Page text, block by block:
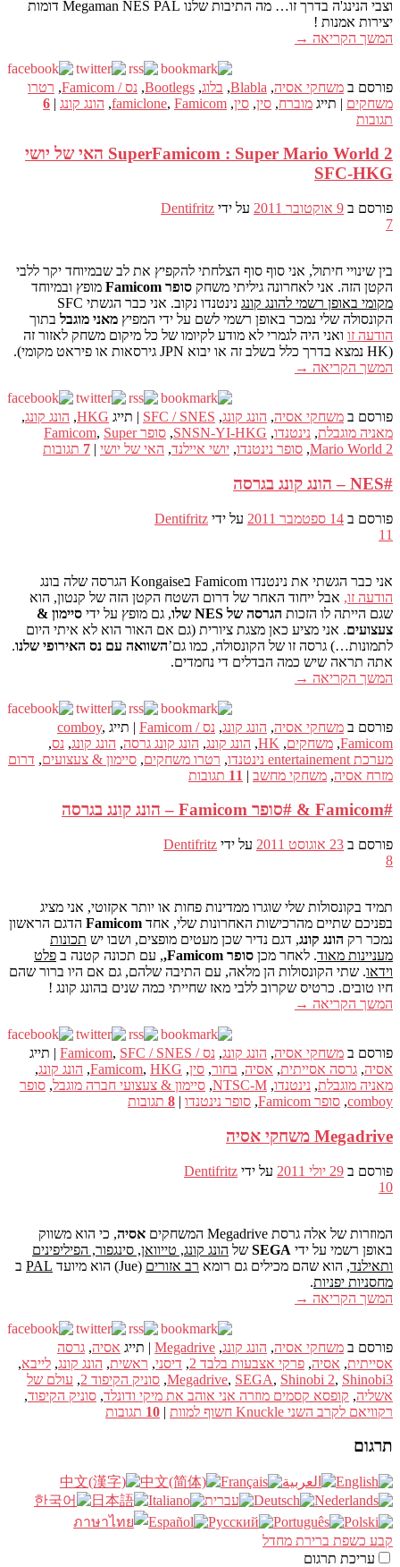
וצבי הנינג'ה בדרך זו… מה התיבות שלנו Megaman NES PAL דומות
יצירות אמנות !
המשך הקריאה →
פורסם ב משחקי אסיה,
Blabla
, בלוג,
Bootlegs
, נס / Famicom , רטרו
משחקים | תייג מוברח, סין, סין,
famiclone, Famicom
, הונג קונג |
6
תגובות
SuperFamicom : Super Mario World 2 האי של יושי
SFC-HKG
פורסם ב 9 אוקטובר 2011 על ידי Dentifritz
7
בין שינויי חיתול, אני סוף סוף הצלחתי להקפיץ את לב שבמיוחד יקר ללבי
הקטן הזה. אני לאחרונה גיליתי משחק סופר Famicom
מופץ ובמיוחד
מקומי באופן רשמי להונג קונג
נינטנדו נקוב. אני כבר הגשתי SFC
הקונסולה שלי נמכר באופן רשמי לשם על ידי המפיץ מאני מוגבל בתוך
הודעה זו ואני היה לגמרי לא מודע לקיומו של כל מיקום משחק לאזור זה
(HK נמצא בדרך כלל בשלב זה או יבוא JPN גירסאות או פיראט מקומי).
המשך הקריאה →
פורסם ב משחקי אסיה, הונג קונג,
SFC / SNES
| תייג HKG
, הונג קונג,
מאניה מוגבלת, נינטנדו,
SNSN-YI-HKG
, סופר Famicom , Super
Mario World 2
, סופר נינטנדו, יושי איילנד, האי של יושי |
7 תגובות
#NES – הונג קונג בגרסה
פורסם ב 14 ספטמבר 2011 על ידי Dentifritz
11
אני כבר הגשתי את נינטנדו Famicom בKongaise הגרסה שלה בונג
הודעה זו, אבל ייחוד האחר של דרום השטח הקטן הזה של קנטון, הוא
שגם הייתה לו הזכות הגרסה של NES שלו , גם מופץ על ידי סיימון &
צעצועים. אני מציע כאן מצגת ציורית (גם אם האור הוא לא איתי היום
לתמונות…) גרסה זו של הקונסולה, כמו גם’השוואה עם נס האירופי שלנו.
אתה תראה שיש כמה הבדלים די נחמדים.
המשך הקריאה →
פורסם ב משחקי אסיה, הונג קונג, נס / Famicom | תייג comboy,
Famicom
, משחקים,
HK
, הונג קונג, הונג קונג גרסה, הונג קונג, נס,
מערכת entertainement נינטנדו
, רטרו משחקים, סיימון & צעצועים, דרום
מזרח אסיה, משחקי מחשב |
11 תגובות
#Famicom & #סופר Famicom – הונג קונג בגרסה
פורסם ב 23 אוגוסט 2011 על ידי Dentifritz
8
תמיד בקונסולות שלי שוגרו ממדינות פחות או יותר אקזוטי, אני מציג
בפניכם שתיים מהרכישות האחרונות שלי, אחד Famicom הדגם הראשון
נמכר רק הונג קונג, דגם נדיר שכן מעטים מופצים, ושבו יש תכונות
מעניינות מאוד. לאחר מכן סופר Famicom, , עם תכונה קטנה ב פלט
וידאו. שתי הקונסולות הן מלאה, עם התיבה שלהם, גם אם היו ברור שהם
חיו טובים. כרטיס שקרוב ללבי מאז שחייתי כמה שנים בהונג קונג !
המשך הקריאה →
פורסם ב משחקי אסיה, הונג קונג, נס / Famicom , SFC / SNES
| תייג
אסיה, גרסה אסייתית, אסיה, בחור, סין,
Famicom, HKG
, הונג קונג,
מאניה מוגבלת, נינטנדו,
NTSC-M
, סיימון & צעצועי חברה מוגבל, סופר
comboy
, סופר Famicom , סופר נינטנדו |
8 תגובות
Megadrive משחקי אסיה
פורסם ב 29 יולי 2011 על ידי Dentifritz
10
המוזרות של אלה גרסת Megadrive המשחקים אסיה, כי הוא משווק
באופן רשמי על ידי SEGA של הונג קונג, טייוואן, סינגפור, הפיליפינים
ותאילנד, הוא שהם מכילים גם רומא רב אזורים (Jue) הוא מיועד PAL ב
מחסניות יפניות.
המשך הקריאה →
פורסם ב משחקי אסיה, הונג קונג,
Megadrive
| תייג אסיה, גרסה
אסייתית, אסיה, פרקי אצבעות בלבד 2 , דיסני, ראשית, הונג קונג, לייבא,
Megadrive, SEGA, Shinobi 2, Shinobi3
, סוניק הקיפוד 2 , עולם של
אשליה, קופסא קסמים מוזרה אני אוהב את מיקי ודונלד, סוניק הקיפוד,
רקוויאם לקרב השני Knuckle חשוף למוות
|
10 תגובות
תרגום
קבע כשפת ברירת מחדל
עריכת תרגום